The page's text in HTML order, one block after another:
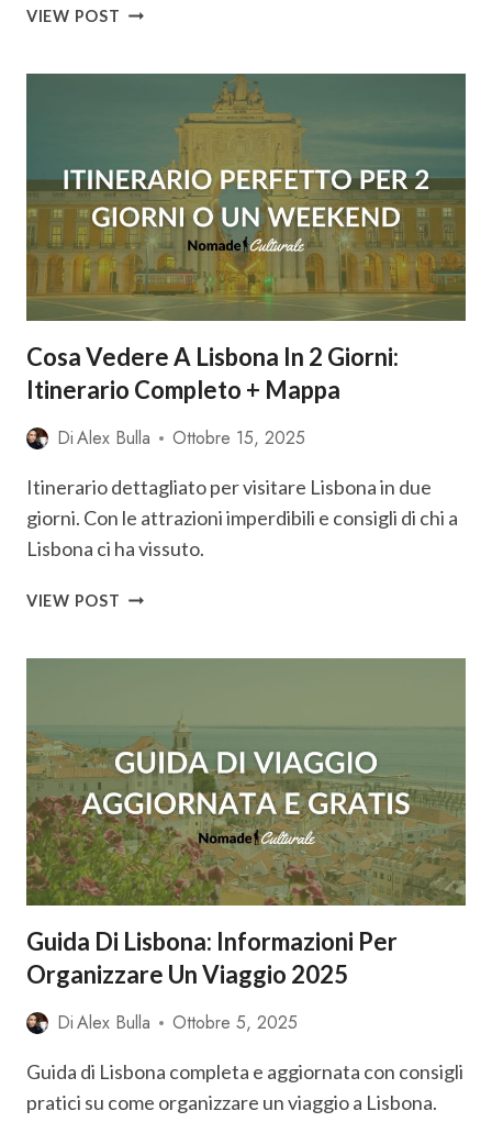
VIEW POST COSA
GIORNI:
ITINERARIO
+
TIPS
+
MAPPA
Cosa Vedere A Lisbona In 2 Giorni:
Itinerario Completo + Mappa
DiAlex Bulla Ottobre 15, 2025
Itinerario dettagliato per visitare Lisbona in due
giorni. Con le attrazioni imperdibili e consigli di chi a
Lisbona ci ha vissuto.
VIEW POST COSA
GIORNI:
ITINERARIO
COMPLETO
+
MAPPA
Guida Di Lisbona: Informazioni Per
Organizzare Un Viaggio 2025
DiAlex Bulla Ottobre 5, 2025
Guida di Lisbona completa e aggiornata con consigli
pratici su come organizzare un viaggio a Lisbona.